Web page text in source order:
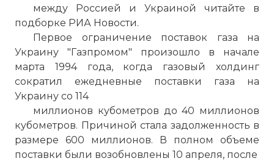
между Россией и Украиной читайте в
подборке РИА Новости.
Первое ограничение поставок газа на
Украину "Газпромом" произошло в начале
марта 1994 года, когда газовый холдинг
сократил ежедневные поставки газа на
Украину со 114
миллионов кубометров до 40 миллионов
кубометров. Причиной стала задолженность в
размере 600 миллионов. В полном объеме
поставки были возобновлены 10 апреля, после